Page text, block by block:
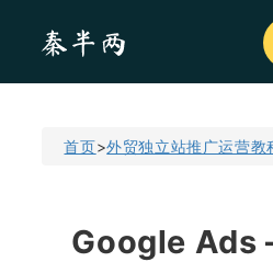
首页>外贸独立站推广运营教
Google Ads